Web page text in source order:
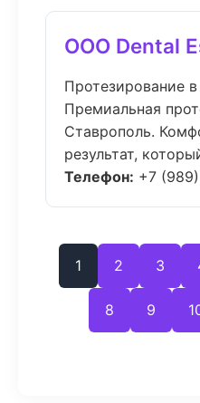
ООО Dental
Протезирование
Премиальная
Ставрополь.
результат,
Телефон: +7
1 2 3
8 9